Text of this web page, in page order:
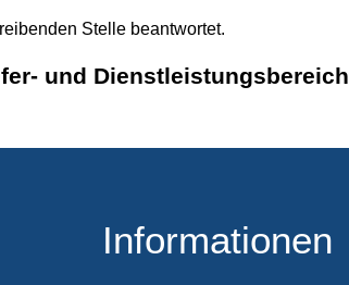
Stelle beantwortet.
und Dienstleistungsbereich
Informationen